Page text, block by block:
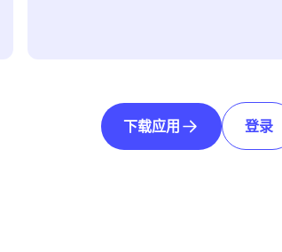
下载应用 登录